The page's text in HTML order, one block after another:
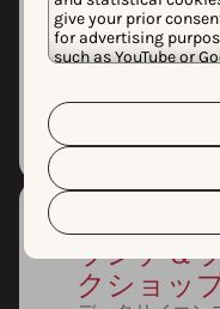
give your prior
for advertising
such as YouTube or
personal data and the
read our
Cookie
customize your
clicking the
をスムーズに過
す。バディラン
食事を楽しむ絶
ランチ＆
クショッ